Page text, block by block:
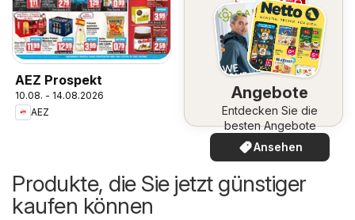
AEZ Prospekt
10.08. - 14.08.2026
AEZ
Angebote
Entdecken Sie die
besten Angebote
Ansehen
Produkte, die Sie jetzt günstiger
kaufen können